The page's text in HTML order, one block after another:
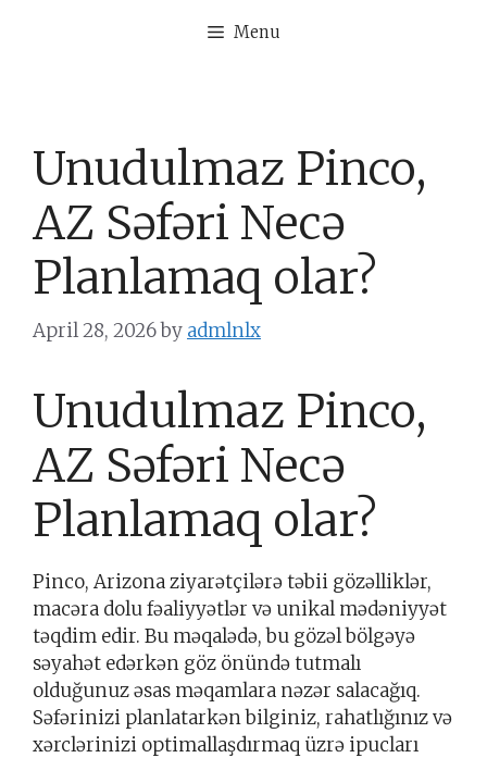
Menu
Unudulmaz Pinco,
AZ Səfəri Necə
Planlamaq olar?
April 28, 2026by admlnlx
Unudulmaz Pinco,
AZ Səfəri Necə
Planlamaq olar?
Pinco, Arizona ziyarətçilərə təbii gözəlliklər,
macəra dolu fəaliyyətlər və unikal mədəniyyət
təqdim edir. Bu məqalədə, bu gözəl bölgəyə
səyahət edərkən göz önündə tutmalı
olduğunuz əsas məqamlara nəzər salacağıq.
Səfərinizi planlatarkən bilginiz, rahatlığınız və
xərclərinizi optimallaşdırmaq üzrə ipucları